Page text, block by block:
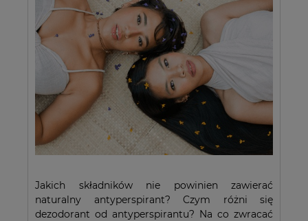
Jakich składników nie powinien zawierać
naturalny antyperspirant? Czym różni się
dezodorant od antyperspirantu? Na co zwracać